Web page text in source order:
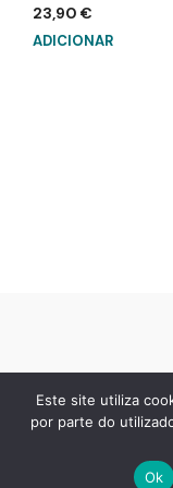
23,90 €
ADICIONAR
Este site utiliza
por parte do
Ok